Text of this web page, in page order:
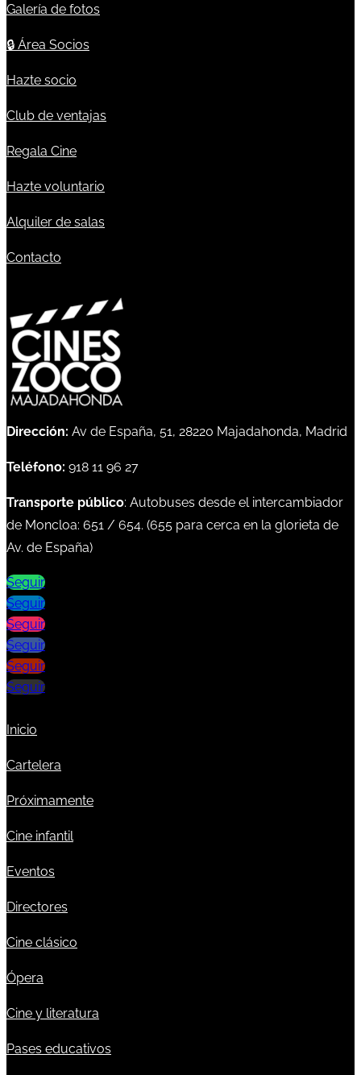
Galería de fotos
🔒 Área Socios
Hazte socio
Club de ventajas
Regala Cine
Hazte voluntario
Alquiler de salas
Contacto
Dirección: Av de España, 51, 28220 Majadahonda, Madrid
Teléfono: 918 11 96 27
Transporte público: Autobuses desde el intercambiador
de Moncloa: 651 / 654. (655 para cerca en la glorieta de
Av. de España)
Seguir
Seguir
Seguir
Seguir
Seguir
Seguir
Inicio
Cartelera
Próximamente
Cine infantil
Eventos
Directores
Cine clásico
Ópera
Cine y literatura
Pases educativos